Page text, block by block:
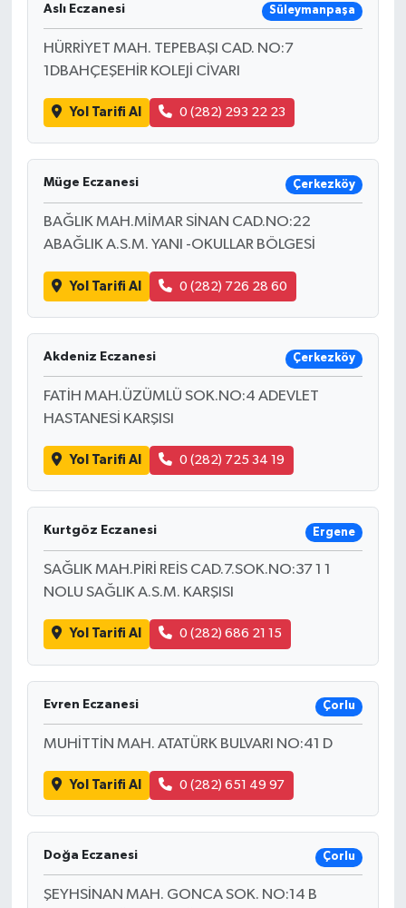
Aslı Eczanesi Süleymanpaşa
HÜRRİYET MAH. TEPEBAŞI CAD. NO:7
1DBAHÇEŞEHİR KOLEJİ CİVARI
Yol Tarifi Al 0 (282) 293 22 23
Müge Eczanesi Çerkezköy
BAĞLIK MAH.MİMAR SİNAN CAD.NO:22
ABAĞLIK A.S.M. YANI -OKULLAR BÖLGESİ
Yol Tarifi Al 0 (282) 726 28 60
Akdeniz Eczanesi Çerkezköy
FATİH MAH.ÜZÜMLÜ SOK.NO:4 ADEVLET
HASTANESİ KARŞISI
Yol Tarifi Al 0 (282) 725 34 19
Kurtgöz Eczanesi Ergene
SAĞLIK MAH.PİRİ REİS CAD.7.SOK.NO:37 1 1
NOLU SAĞLIK A.S.M. KARŞISI
Yol Tarifi Al 0 (282) 686 21 15
Evren Eczanesi Çorlu
MUHİTTİN MAH. ATATÜRK BULVARI NO:41 D
Yol Tarifi Al 0 (282) 651 49 97
Doğa Eczanesi Çorlu
ŞEYHSİNAN MAH. GONCA SOK. NO:14 B